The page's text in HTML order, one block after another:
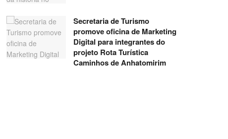
Secretaria de Turismo
promove oficina de Marketing
Digital para integrantes do
projeto Rota Turística
Caminhos de Anhatomirim